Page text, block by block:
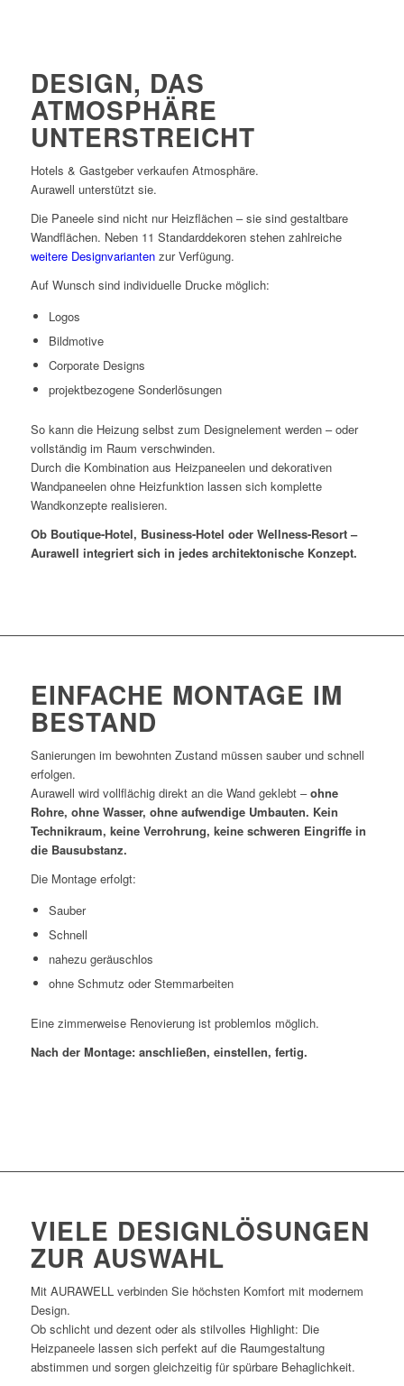
DESIGN, DAS
ATMOSPHÄRE
UNTERSTREICHT
Hotels & Gastgeber verkaufen Atmosphäre.
Aurawell unterstützt sie.
Die Paneele sind nicht nur Heizflächen – sie sind gestaltbare
Wandflächen. Neben 11 Standarddekoren stehen zahlreiche
weitere Designvariantenzur Verfügung.
Auf Wunsch sind individuelle Drucke möglich:
Logos
Bildmotive
Corporate Designs
projektbezogene Sonderlösungen
So kann die Heizung selbst zum Designelement werden – oder
vollständig im Raum verschwinden.
Durch die Kombination aus Heizpaneelen und dekorativen
Wandpaneelen ohne Heizfunktion lassen sich komplette
Wandkonzepte realisieren.
Ob Boutique-Hotel, Business-Hotel oder Wellness-Resort –
Aurawell integriert sich in jedes architektonische Konzept.
EINFACHE MONTAGE IM
BESTAND
Sanierungen im bewohnten Zustand müssen sauber und schnell
erfolgen.
Aurawell wird vollflächig direkt an die Wand geklebt –ohne
Rohre, ohne Wasser, ohne aufwendige Umbauten. Kein
Technikraum, keine Verrohrung, keine schweren Eingriffe in
die Bausubstanz.
Die Montage erfolgt:
Sauber
Schnell
nahezu geräuschlos
ohne Schmutz oder Stemmarbeiten
Eine zimmerweise Renovierung ist problemlos möglich.
Nach der Montage: anschließen, einstellen, fertig.
VIELE DESIGNLÖSUNGEN
ZUR AUSWAHL
Mit AURAWELL verbinden Sie höchsten Komfort mit modernem
Design.
Ob schlicht und dezent oder als stilvolles Highlight: Die
Heizpaneele lassen sich perfekt auf die Raumgestaltung
abstimmen und sorgen gleichzeitig für spürbare Behaglichkeit.